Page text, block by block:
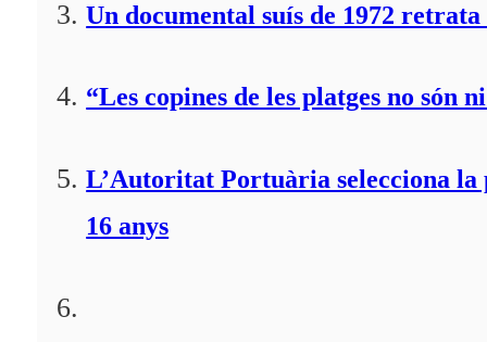
Un documental suís de 1972
“Les copines de les platges no
L’Autoritat Portuària selecciona
16 anys